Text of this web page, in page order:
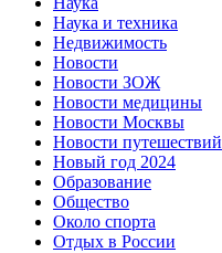
Наука и техника
Недвижимость
Новости
Новости ЗОЖ
Новости медицины
Новости Москвы
Новости путешествий
Новый год 2024
Образование
Общество
Около спорта
Отдых в России